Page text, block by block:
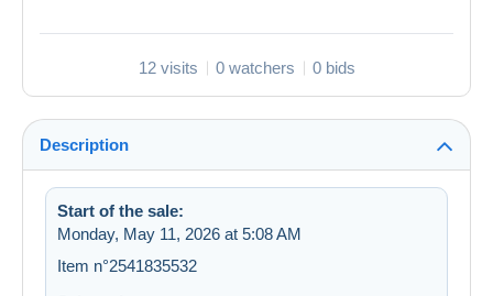
12 visits 0 watchers 0 bids
Description
Start of the sale:
Monday, May 11, 2026 at 5:08 AM
Item n°2541835532